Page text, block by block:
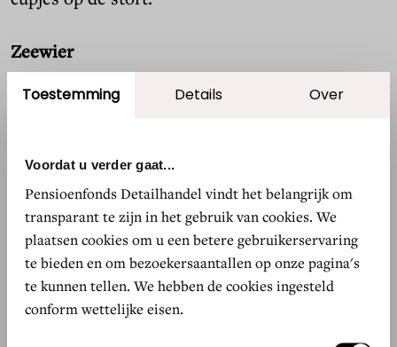
Toestemming Details Over
Voordat u verder gaat...
Pensioenfonds Detailhandel vindt het belangrijk om
transparant te zijn in het gebruik van cookies. We
plaatsen cookies om u een betere gebruikerservaring
te bieden en om bezoekersaantallen op onze pagina's
te kunnen tellen. We hebben de cookies ingesteld
conform wettelijke eisen.
Zeewier
Dat inspireerde het Zwitserse bedrijf CoffeeB
Coffee Balls. Daarbij zit de koffie in een
omhulsel van voornamelijk zeewier. Dat is
biologisch afbreekbaar en volgens de fabrikant
voedselveilig, transparant en geur- en
smaakloos. Droog opgeslagen zouden de
koffieballetjes (9 stuks voor zo’n 4,60 euro)
maanden goed moeten blijven.